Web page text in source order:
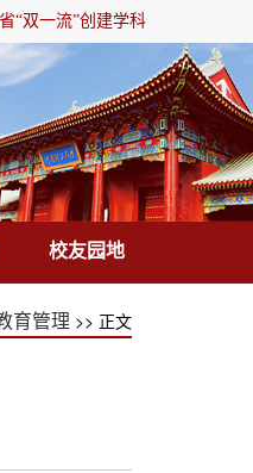
“双一流”创建学科
校友园地
育管理 >> 正文